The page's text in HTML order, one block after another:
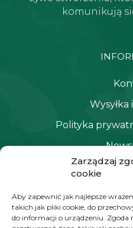
Zarządzaj
cookie
Aby zapewnić jak najlepsze
takich jak pliki cookie, do
do informacji o urządzeniu. Zgoda
komunikują
Wysyłka
Polityka
Moje